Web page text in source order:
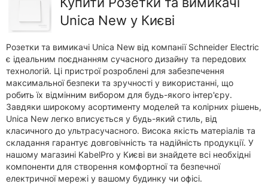
Unica New у Києві
Розетки та вимикачі Unica New від компанії Schneider Electric
є ідеальним поєднанням сучасного дизайну та передових
технологій. Ці пристрої розроблені для забезпечення
максимальної безпеки та зручності у використанні, що
робить їх відмінним вибором для будь-якого інтер'єру.
Завдяки широкому асортименту моделей та колірних рішень,
Unica New легко вписується у будь-який стиль, від
класичного до ультрасучасного. Висока якість матеріалів та
складання гарантує довговічність та надійність продукції. У
нашому магазині KabelPro у Києві ви знайдете всі необхідні
компоненти для створення комфортної та безпечної
електричної мережі у вашому будинку чи офісі.